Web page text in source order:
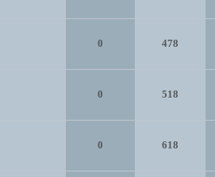
0
478
0
518
0
618